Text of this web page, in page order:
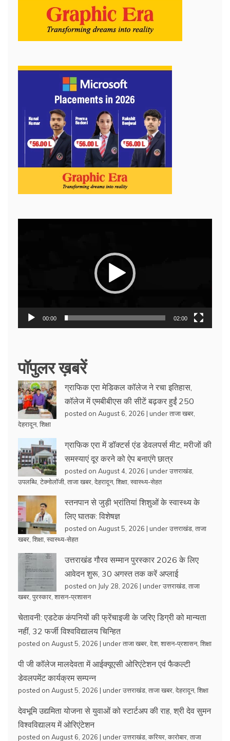
00:00 02:00
पॉपुलर ख़बरें
ग्राफिक एरा मेडिकल कॉलेज ने रचा इतिहास,
कॉलेज में एमबीबीएस की सीटें बढ़कर हुईं 250
posted on August 6, 2026 | underताजा खबर
देहरादून, शिक्षा
ग्राफिक एरा में डॉक्टर्स एंड डेवलपर्स मीट, मरीजों की
समस्याएं दूर करने को ऐप बनाएंगे छात्र
posted on August 4, 2026 | underउत्तराखंड
उपलब्धि टेक्नोलॉजी ताजा खबर देहरादून, शिक्षा स्वास्थ्य-सेहत
स्तनपान से जुड़ी भ्रांतियां शिशुओं के स्वास्थ्य के
लिए घातक: विशेषज्ञ
posted on August 5, 2026 | underउत्तराखंड ताजा
खबर शिक्षा स्वास्थ्य-सेहत
उत्तराखंड गौरव सम्मान पुरस्कार 2026 के लिए
आवेदन शुरू, 30 अगस्त तक करें अप्लाई
posted on July 28, 2026 | underउत्तराखंड ताजा
खबर पुरस्कार शासन-प्रशासन
चेतावनी: एडटेक कंपनियों की फ्रेंचाइजी के जरिए डिग्री को मान्यता
नहीं, 32 फर्जी विश्वविद्यालय चिन्हित
posted on August 5, 2026 | underताजा खबर देश, शासन-प्रशासन, शिक्षा
पी जी कॉलेज मालदेवता में आईक्यूएसी ओरिएंटेशन एवं फैकल्टी
डेवलपमेंट कार्यक्रम सम्पन्न
posted on August 5, 2026 | underउत्तराखंड ताजा खबर देहरादून, शिक्षा
देवभूमि उद्यमिता योजना से युवाओं को स्टार्टअप की राह, श्री देव सुमन
विश्वविद्यालय में ओरिएंटेशन
posted on August 6, 2026 | underउत्तराखंड करियर कारोबार ताजा